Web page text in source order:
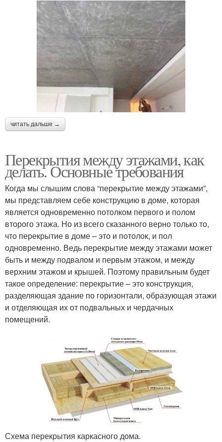
читать дальше →
Перекрытия между этажами, как
делать. Основные требования
Когда мы слышим слова “перекрытие между этажами”,
мы представляем себе конструкцию в доме, которая
является одновременно потолком первого и полом
второго этажа. Но из всего сказанного верно только то,
что перекрытие в доме – это и потолок, и пол
одновременно. Ведь перекрытие между этажами может
быть и между подвалом и первым этажом, и между
верхним этажом и крышей. Поэтому правильным будет
такое определение: перекрытие – это конструкция,
разделяющая здание по горизонтали, образующая этажи
и отделяющая их от подвальных и чердачных
помещений.
Схема перекрытия каркасного дома.